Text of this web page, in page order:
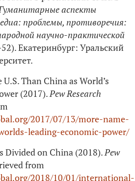
аспекты
проблемы, противоречия:
научно-практической
Екатеринбург: Уральский
Than China as World’s
(2017).Pew Research
2017/07/13/more-name-
leading-economic-power/
Divided on China (2018).Pew
from
2018/10/01/international-